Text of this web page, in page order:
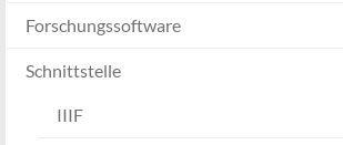
Forschungssoftware
Schnittstelle
IIIF